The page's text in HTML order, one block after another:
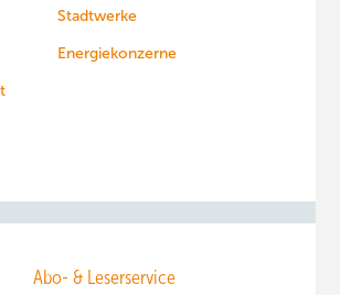
Stadtwerke
Energiekonzerne
Abo- & Leserservice